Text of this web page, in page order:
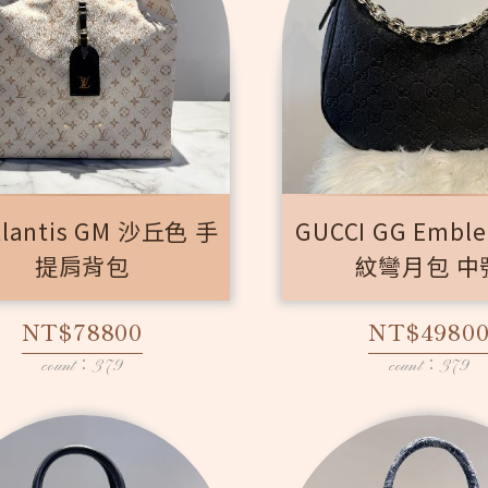
GM 沙丘色 手
提肩背包
NT$78800
count：379
GUCCI GG
紋彎月包 中
count：379